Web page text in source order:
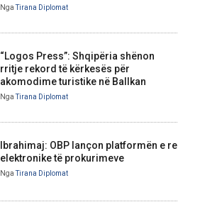
NgaTirana Diplomat
“Logos Press”: Shqipëria shënon
rritje rekord të kërkesës për
akomodime turistike në Ballkan
NgaTirana Diplomat
Ibrahimaj: OBP lançon platformën e re
elektronike të prokurimeve
NgaTirana Diplomat